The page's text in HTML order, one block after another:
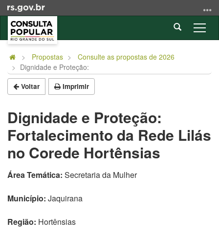
para
conteúdo
para
menu
para
busca
a
Abrir
a
Início
conteúdo
Propostas
Consulte as propostas de 2026
Dignidade e Proteção:
Voltar Imprimir
Dignidade e Proteção:
Fortalecimento da Rede Lilás
no Corede Hortênsias
Área Temática: Secretaria da Mulher
Município: Jaquirana
Região: Hortênsias